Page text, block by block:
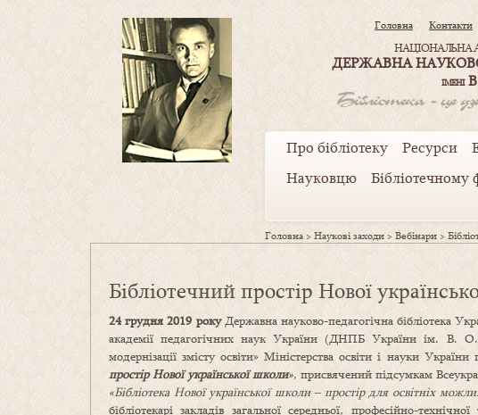
Головна Контакти
НАЦІОНАЛЬНА
ДЕРЖАВНА
ІМЕНІ
Про бібліотеку Ресурси
Науковцю
Бібліотечному
Головна >Наукові заходи >Вебінари >
Бібліотечний простір Нової
24 грудня 2019 рокуДержавна науково-педагогічна бібліотека
академії педагогічних наук України (ДНПБ України ім. В.
модернізації змісту освіти» Міністерства освіти і науки України
простір Нової української школи», присвячений підсумкам
«Бібліотека Нової української школи – простір для освітніх
бібліотекарі закладів загальної середньої, професійно-